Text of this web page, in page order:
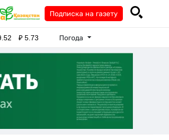
Подписка на газету
₽5.73 Погода